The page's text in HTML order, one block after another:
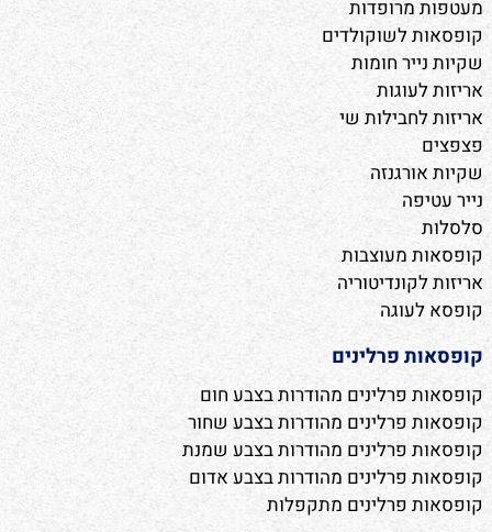
מעטפות מרופדות
קופסאות לשוקולדים
שקיות נייר חומות
אריזות לעוגות
אריזות לחבילות שי
פצפצים
שקיות אורגנזה
נייר עטיפה
סלסלות
קופסאות מעוצבות
אריזות לקונדיטוריה
קופסא לעוגה
קופסאות פרלינים
קופסאות פרלינים מהודרות בצבע חום
קופסאות פרלינים מהודרות בצבע שחור
קופסאות פרלינים מהודרות בצבע שמנת
קופסאות פרלינים מהודרות בצבע אדום
קופסאות פרלינים מתקפלות